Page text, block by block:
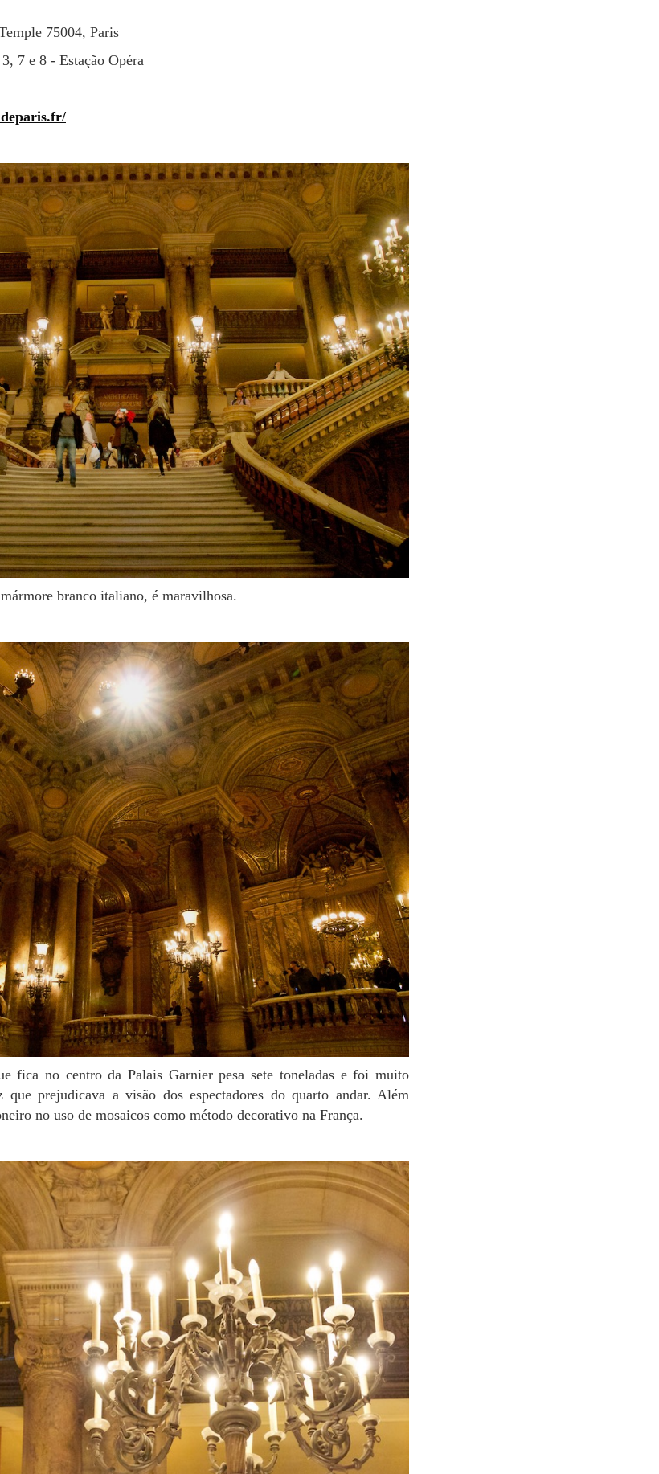
75004, Paris
7 e 8 - Estação Opéra
mármore branco italiano, é maravilhosa.
prejudicava a visão dos espectadores do quarto andar. Além
no uso de mosaicos como método decorativo na França.